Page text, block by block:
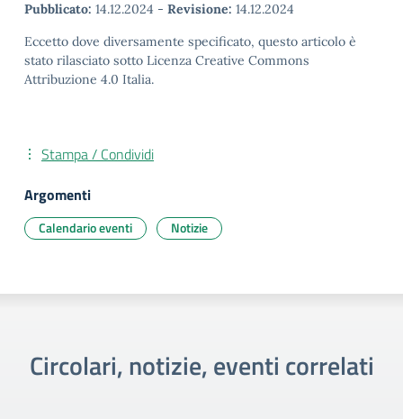
Pubblicato: 14.12.2024 - Revisione: 14.12.2024
Eccetto dove diversamente specificato, questo articolo è
stato rilasciato sotto Licenza Creative Commons
Attribuzione 4.0 Italia.
Stampa / Condividi
Argomenti
Calendario eventi Notizie
Circolari, notizie, eventi correlati